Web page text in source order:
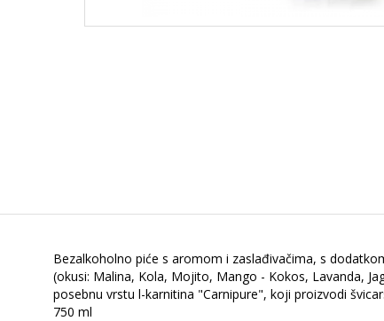
Bezalkoholno piće s aromom i zaslađivačima, s
(okusi: Malina, Kola, Mojito, Mango - Kokos, Lavanda,
posebnu vrstu l-karnitina "Carnipure", koji proizvodi
750 ml